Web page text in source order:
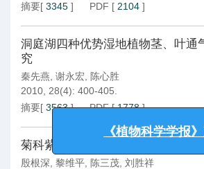
摘要[ 3345 ] PDF [ 2104 ]
洞庭湖四种优势湿地植物茎、叶通
究
秦先燕 谢永宏
陈心胜
2010, 28(4): 400-405.
摘要[ 3563] PDF[1778]
菊科紫菀属横斜系的核型研究
殷根深 黎维平 陈三茂 刘胜祥
《植物科学学报》